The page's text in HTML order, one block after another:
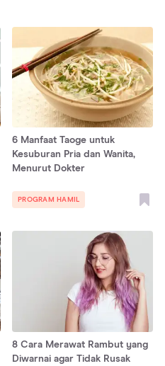
6 Manfaat Taoge untuk
Kesuburan Pria dan Wanita,
Menurut Dokter
PROGRAM HAMIL
8 Cara Merawat Rambut yang
Diwarnai agar Tidak Rusak